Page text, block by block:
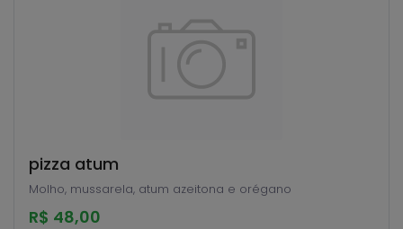
pizza atum
Molho, mussarela, atum azeitona e orégano
R$ 48,00